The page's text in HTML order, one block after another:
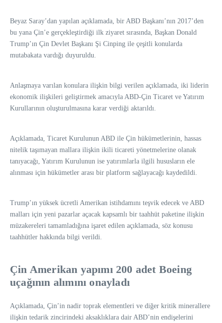
Beyaz Saray’dan yapılan açıklamada, bir ABD Başkanı’nın 2017’den
bu yana Çin’e gerçekleştirdiği ilk ziyaret sırasında, Başkan Donald
Trump’ın Çin Devlet Başkanı Şi Cinping ile çeşitli konularda
mutabakata vardığı duyuruldu.
Anlaşmaya varılan konulara ilişkin bilgi verilen açıklamada, iki liderin
ekonomik ilişkileri geliştirmek amacıyla ABD-Çin Ticaret ve Yatırım
Kurullarının oluşturulmasına karar verdiği aktarıldı.
Açıklamada, Ticaret Kurulunun ABD ile Çin hükümetlerinin, hassas
nitelik taşımayan mallara ilişkin ikili ticareti yönetmelerine olanak
tanıyacağı, Yatırım Kurulunun ise yatırımlarla ilgili hususların ele
alınması için hükümetler arası bir platform sağlayacağı kaydedildi.
Trump’ın yüksek ücretli Amerikan istihdamını teşvik edecek ve ABD
malları için yeni pazarlar açacak kapsamlı bir taahhüt paketine ilişkin
müzakereleri tamamladığına işaret edilen açıklamada, söz konusu
taahhütler hakkında bilgi verildi.
Çin Amerikan yapımı 200 adet Boeing
uçağının alımını onayladı
Açıklamada, Çin’in nadir toprak elementleri ve diğer kritik minerallere
ilişkin tedarik zincirindeki aksaklıklara dair ABD’nin endişelerini